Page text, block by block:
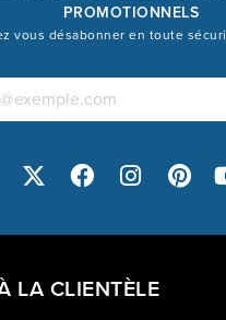
PROMOTIONNELS
vous désabonner en toute
LA CLIENTÈLE